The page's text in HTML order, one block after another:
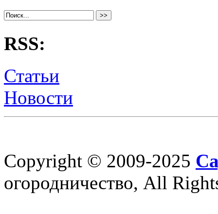
RSS:
Статьи
Новости
Copyright © 2009-2025
огородничество, All